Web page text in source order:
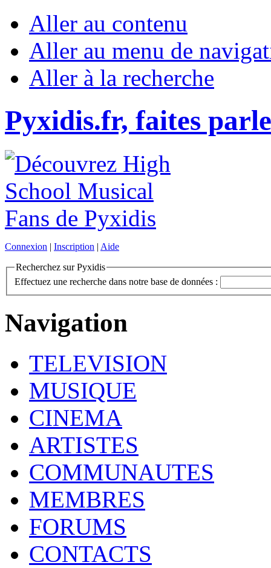
Aller au contenu
Aller au menu de
Aller à la recherche
Pyxidis.fr, faites
Connexion | Inscription | Aide
Recherchez sur Pyxidis
Effectuez une recherche dans notre base de données :
Navigation
TELEVISION
MUSIQUE
CINEMA
ARTISTES
COMMUNAUTES
MEMBRES
FORUMS
CONTACTS